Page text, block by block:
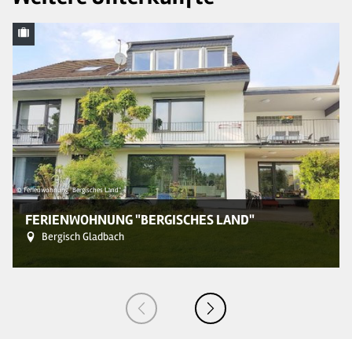
© Ferienwohnung "Bergisches Land"
FERIENWOHNUNG "BERGISCHES LAND"
Bergisch Gladbach